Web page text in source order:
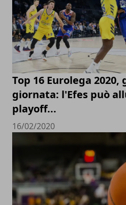
Top 16 Eurolega 2020,
giornata: l'Efes può
playoff...
16/02/2020